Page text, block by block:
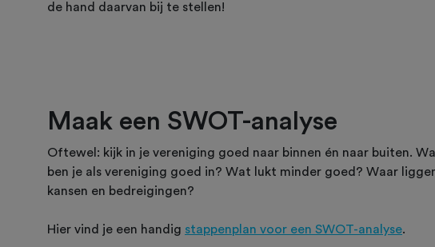
de hand daarvan bij te stellen!
Maak een SWOT-analyse
Oftewel: kijk in je vereniging goed naar binnen én naar buiten.
ben je als vereniging goed in? Wat lukt minder goed? Waar
kansen en bedreigingen?
Hier vind je een handig stappenplan voor een SWOT-analyse.